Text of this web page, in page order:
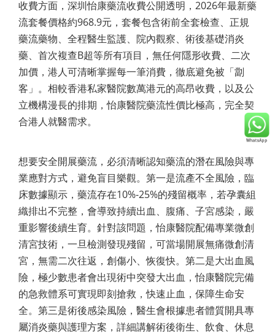
收費方面，深圳怡康藥流收費公開透明，2026年最新藥
流套餐價格約968.9元，套餐包含術前全套檢查、正規
藥流藥物、全程醫生監護、院內觀察、術後基礎消炎
藥、首次複查B超等所有項目，無任何隱形收費、二次
加價，港人可清晰掌握每一筆消費，徹底避免被「劏
客」。相較香港私家醫院數萬港元的高昂收費，以及公
立機構漫長的排期，怡康醫院藥流性價比極高，完全契
合港人就醫需求。
想要安全開展藥流，必須清晰認知藥流的潛在風險與專
業應對方式，避免盲目樂觀。第一是流產不全風險，臨
床數據顯示，藥流存在10%-25%的殘留概率，若孕囊組
織排出不完整，會導致持續出血、腹痛、子宮感染，嚴
重影響後續生育。針對該問題，怡康醫院配備專業微創
清宮技術，一旦檢測發現殘留，可當場開展無痛微創清
宮，無需二次往返，創傷小、恢復快。第二是大出血風
險，極少數患者會出現術中突發大出血，怡康醫院完備
的急救體系可實現即刻搶救，快速止血，保障生命安
全。第三是術後感染風險，醫生會根據患者體質開具專
屬消炎藥與護理方案，詳細講解術後衛生、飲食、休息